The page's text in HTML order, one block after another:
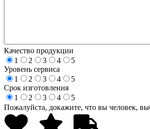
Качество продукции
1
2 3 4
5
Уровень сервиса
1
2 3 4
5
Срок изготовления
1
2 3 4
5
Пожалуйста, докажите, что вы человек,